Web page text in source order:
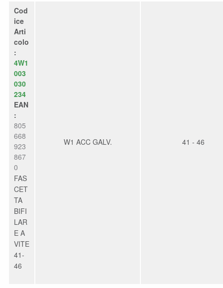
Cod
ice
Arti
colo
:
4W1
003
030
234
EAN
:
805
668
923
867
0
FAS
CET
TA
BIFI
LAR
E A
VITE
41-
46
W1 ACC GALV. 41 - 46